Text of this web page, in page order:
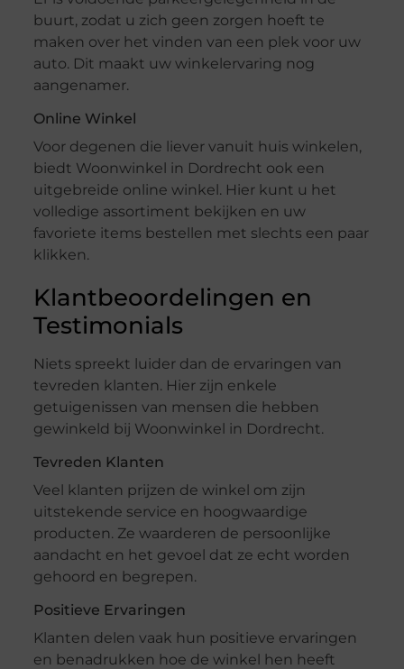
buurt, zodat u zich geen zorgen hoeft te
maken over het vinden van een plek voor uw
auto. Dit maakt uw winkelervaring nog
aangenamer.
Online Winkel
Voor degenen die liever vanuit huis winkelen,
biedt Woonwinkel in Dordrecht ook een
uitgebreide online winkel. Hier kunt u het
volledige assortiment bekijken en uw
favoriete items bestellen met slechts een paar
klikken.
Klantbeoordelingen en
Testimonials
Niets spreekt luider dan de ervaringen van
tevreden klanten. Hier zijn enkele
getuigenissen van mensen die hebben
gewinkeld bij Woonwinkel in Dordrecht.
Tevreden Klanten
Veel klanten prijzen de winkel om zijn
uitstekende service en hoogwaardige
producten. Ze waarderen de persoonlijke
aandacht en het gevoel dat ze echt worden
gehoord en begrepen.
Positieve Ervaringen
Klanten delen vaak hun positieve ervaringen
en benadrukken hoe de winkel hen heeft